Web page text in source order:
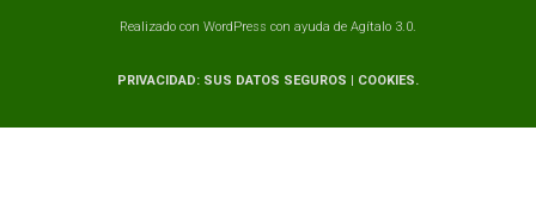
Realizado con WordPress con ayuda de Agítalo 3.0.
PRIVACIDAD: SUS DATOS SEGUROS COOKIES.